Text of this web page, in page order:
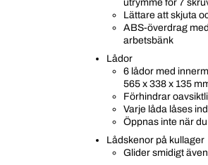
utrymme för 7
Lättare att skjuta
ABS-överdrag
arbetsbänk
Lådor
6 lådor med
565 x 338 x 135
Förhindrar
Varje låda låses
Öppnas inte när
Lådskenor på kullager
Glider smidigt